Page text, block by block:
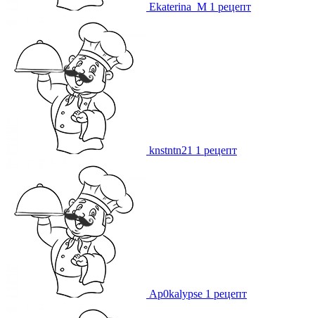
Ekaterina_M 1 рецепт
knstntn21 1 рецепт
Ap0kalypse 1 рецепт